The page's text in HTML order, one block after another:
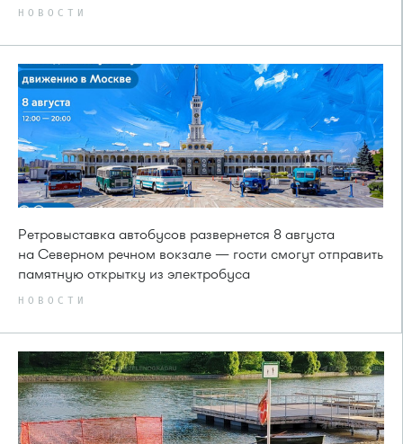
НОВОСТИ
Ретровыставка автобусов развернется 8 августа
на Северном речном вокзале — гости смогут отправить
памятную открытку из электробуса
НОВОСТИ